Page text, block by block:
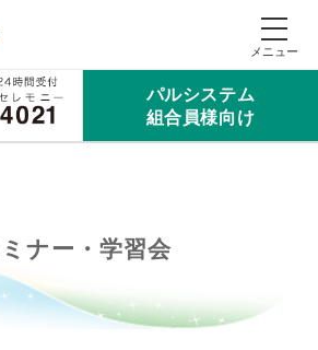
パルシステム
組合員様向け
ナー・学習会